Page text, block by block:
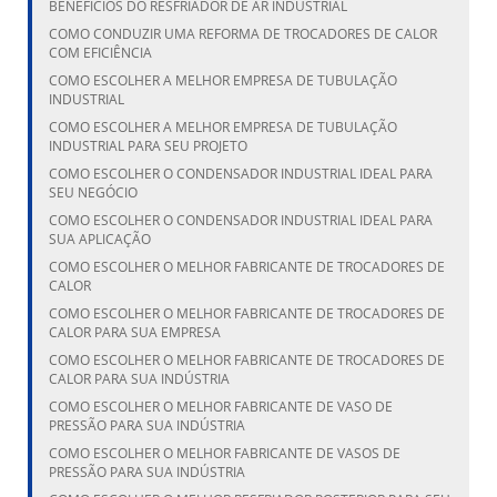
BENEFÍCIOS DO RESFRIADOR DE AR INDUSTRIAL
COMO CONDUZIR UMA REFORMA DE TROCADORES DE CALOR
COM EFICIÊNCIA
COMO ESCOLHER A MELHOR EMPRESA DE TUBULAÇÃO
INDUSTRIAL
COMO ESCOLHER A MELHOR EMPRESA DE TUBULAÇÃO
INDUSTRIAL PARA SEU PROJETO
COMO ESCOLHER O CONDENSADOR INDUSTRIAL IDEAL PARA
SEU NEGÓCIO
COMO ESCOLHER O CONDENSADOR INDUSTRIAL IDEAL PARA
SUA APLICAÇÃO
COMO ESCOLHER O MELHOR FABRICANTE DE TROCADORES DE
CALOR
COMO ESCOLHER O MELHOR FABRICANTE DE TROCADORES DE
CALOR PARA SUA EMPRESA
COMO ESCOLHER O MELHOR FABRICANTE DE TROCADORES DE
CALOR PARA SUA INDÚSTRIA
COMO ESCOLHER O MELHOR FABRICANTE DE VASO DE
PRESSÃO PARA SUA INDÚSTRIA
COMO ESCOLHER O MELHOR FABRICANTE DE VASOS DE
PRESSÃO PARA SUA INDÚSTRIA